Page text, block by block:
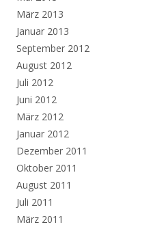
März 2013
Januar 2013
September 2012
August 2012
Juli 2012
Juni 2012
März 2012
Januar 2012
Dezember 2011
Oktober 2011
August 2011
Juli 2011
März 2011